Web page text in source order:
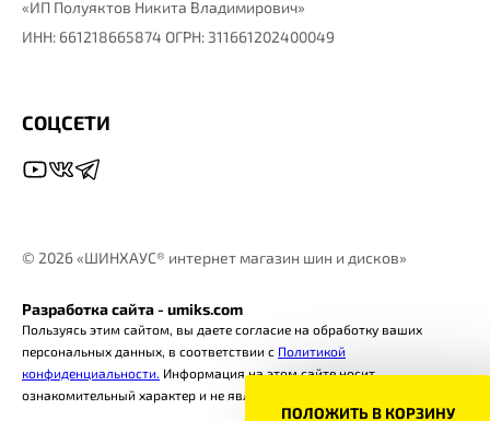
ПОЛОЖИТЬ В КОРЗИНУ
© 2026 «ШИНХАУС® интернет магазин шин и дисков»
«ИП Полуяктов Никита Владимирович»
ИНН: 661218665874 ОГРН: 311661202400049
СОЦСЕТИ
Разработка сайта - umiks.com
Пользуясь этим сайтом, вы даете согласие на обработку ваших
персональных данных, в соответствии с Политикой
конфиденциальности. Информация на этом сайте носит
ознакомительный характер и не является офертой.